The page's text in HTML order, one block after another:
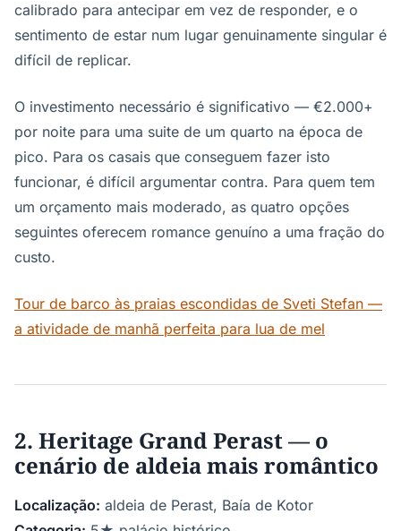
calibrado para antecipar em vez de responder, e o
sentimento de estar num lugar genuinamente singular é
difícil de replicar.
O investimento necessário é significativo — €2.000+
por noite para uma suite de um quarto na época de
pico. Para os casais que conseguem fazer isto
funcionar, é difícil argumentar contra. Para quem tem
um orçamento mais moderado, as quatro opções
seguintes oferecem romance genuíno a uma fração do
custo.
Tour de barco às praias escondidas de Sveti Stefan —
a atividade de manhã perfeita para lua de mel
2. Heritage Grand Perast — o
cenário de aldeia mais romântico
Localização: aldeia de Perast, Baía de Kotor